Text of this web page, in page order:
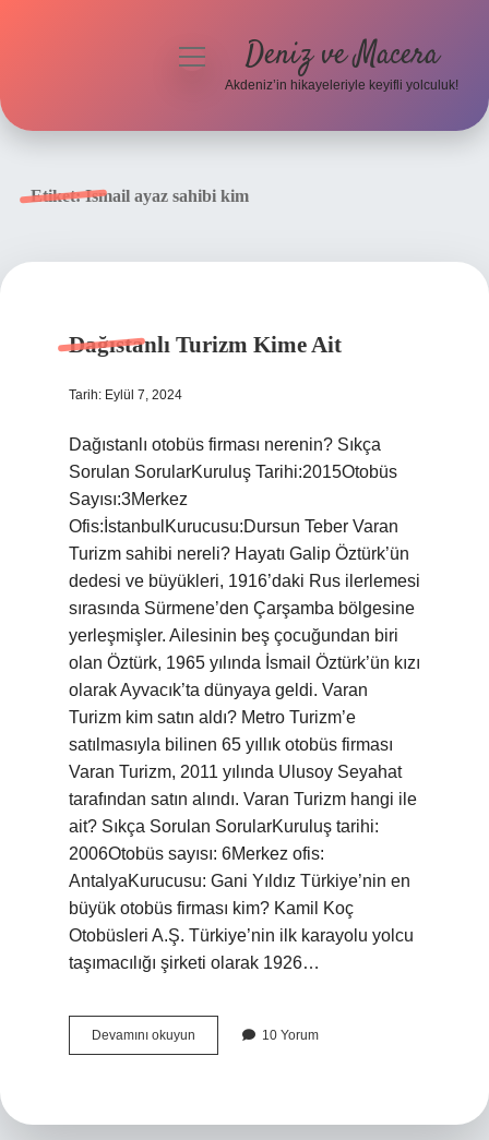
menüyü Deniz ve Macera
Akdeniz’in hikayeleriyle keyifli yolculuk!
Etiket:Ismail ayaz sahibi kim
Dağıstanlı Turizm Kime Ait
Tarih: Eylül 7, 2024
Dağıstanlı otobüs firması nerenin? Sıkça
Sorulan SorularKuruluş Tarihi:2015Otobüs
Sayısı:3Merkez
Ofis:İstanbulKurucusu:Dursun Teber Varan
Turizm sahibi nereli? Hayatı Galip Öztürk’ün
dedesi ve büyükleri, 1916’daki Rus ilerlemesi
sırasında Sürmene’den Çarşamba bölgesine
yerleşmişler. Ailesinin beş çocuğundan biri
olan Öztürk, 1965 yılında İsmail Öztürk’ün kızı
olarak Ayvacık’ta dünyaya geldi. Varan
Turizm kim satın aldı? Metro Turizm’e
satılmasıyla bilinen 65 yıllık otobüs firması
Varan Turizm, 2011 yılında Ulusoy Seyahat
tarafından satın alındı. Varan Turizm hangi ile
ait? Sıkça Sorulan SorularKuruluş tarihi:
2006Otobüs sayısı: 6Merkez ofis:
AntalyaKurucusu: Gani Yıldız Türkiye’nin en
büyük otobüs firması kim? Kamil Koç
Otobüsleri A.Ş. Türkiye’nin ilk karayolu yolcu
taşımacılığı şirketi olarak 1926…
Devamını okuyun Dağıstanlı
Turizm
10 Yorum